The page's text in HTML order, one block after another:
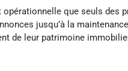
que seuls des
jusqu’à la
de leur patrimoine